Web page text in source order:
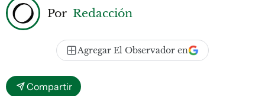
Por Redacción
Agregar El Observador en
Compartir